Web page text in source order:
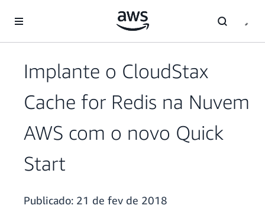
Pular para o conteúdo principal
Implante o CloudStax
Cache for Redis na Nuvem
AWS com o novo Quick
Start
Publicado: 21 de fev de 2018